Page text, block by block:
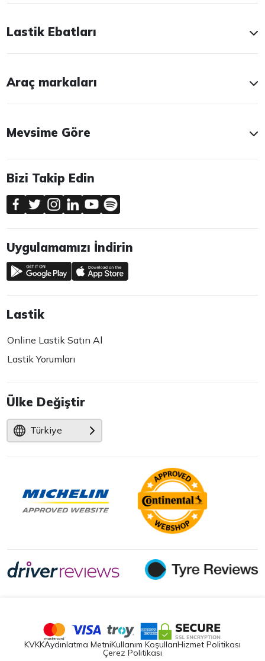
Lastik Ebatları
Araç markaları
Mevsime Göre
Bizi Takip Edin
Uygulamamızı İndirin
Lastik
Online Lastik Satın Al
Lastik Yorumları
Ülke Değiştir
Türkiye
KVKKAydınlatma MetniKullanım KoşullarıHizmet Politikası
Çerez Politikası